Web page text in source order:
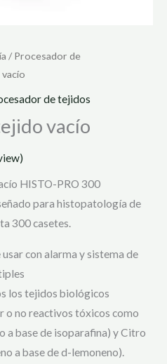
/Procesador de
de tejidos
vacío
HISTO-PRO 300
para histopatología de
300 casetes.
con alarma y sistema de
los tejidos biológicos
o no reactivos tóxicos como
a base de isoparafina) y Citro
a base de d-lemoneno).